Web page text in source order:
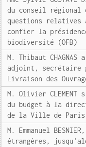
du conseil régional
questions relatives
confier la
biodiversité (OFB)
M. Thibaut
adjoint, secrétaire
Livraison des
M. Olivier
du budget à la
de la Ville de Paris
M. Emmanuel
étrangères,